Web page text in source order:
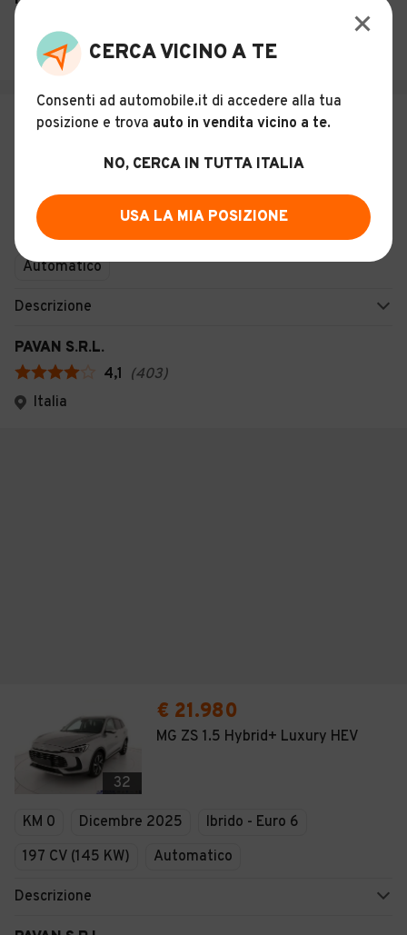
Italia
31
€ 20.980
KM 0
197 CV (145 KW)
Automatico
Descrizione
PAVAN S.R.L.
4,1 (403)
Italia
32
€ 21.980
MG ZS 1.5 Hybrid+ Luxury HEV
KM 0 Dicembre 2025
Ibrido - Euro 6
197 CV (145 KW)
Automatico
Descrizione
CERCA VICINO A TE
Consenti ad automobile.it di accedere alla tua
posizione e trova auto in vendita vicino a te.
NO, CERCA IN TUTTA ITALIA
USA LA MIA POSIZIONE